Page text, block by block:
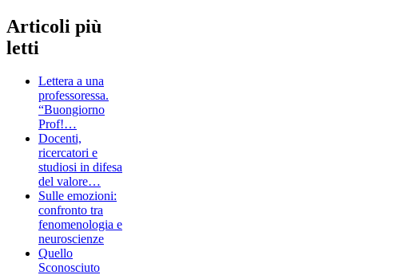
Articoli più
letti
Lettera a una
professoressa.
“Buongiorno
Prof!…
Docenti,
ricercatori e
studiosi in difesa
del valore…
Sulle emozioni:
confronto tra
fenomenologia e
neuroscienze
Quello
Sconosciuto